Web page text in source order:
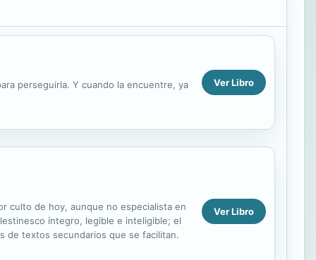
perseguirla. Y cuando la encuentre, ya Ver Libro
culto de hoy, aunque no especialista en
íntegro, legible e inteligible; el
de textos secundarios que se facilitan.
Ver Libro